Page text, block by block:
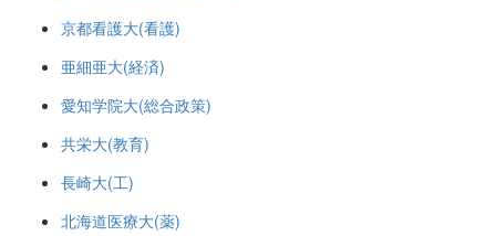
京都看護大(看護)
亜細亜大(経済)
愛知学院大(総合政策)
共栄大(教育)
長崎大(工)
北海道医療大(薬)